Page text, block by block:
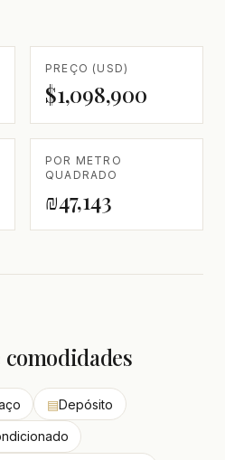
PREÇO (USD)
$1,098,900
POR METRO
QUADRADO
₪47,143
▤Depósito